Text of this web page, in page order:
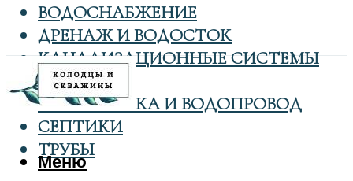
ВОДОСНАБЖЕНИЕ
ДРЕНАЖ И ВОДОСТОК
КАНАЛИЗАЦИОННЫЕ СИСТЕМЫ
КОЛОДЦЫ
САНТЕХНИКА И ВОДОПРОВОД
СЕПТИКИ
ТРУБЫ
Меню